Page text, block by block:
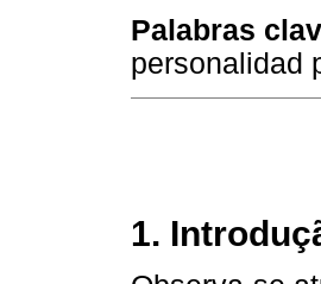
Palabras
personalidad
1.